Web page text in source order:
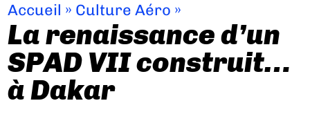
Accueil » Culture Aéro »
La renaissance d’un
SPAD VII construit…
à Dakar